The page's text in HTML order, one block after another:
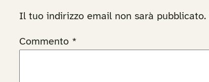
Il tuo indirizzo email non sarà pubblicato.
Commento *